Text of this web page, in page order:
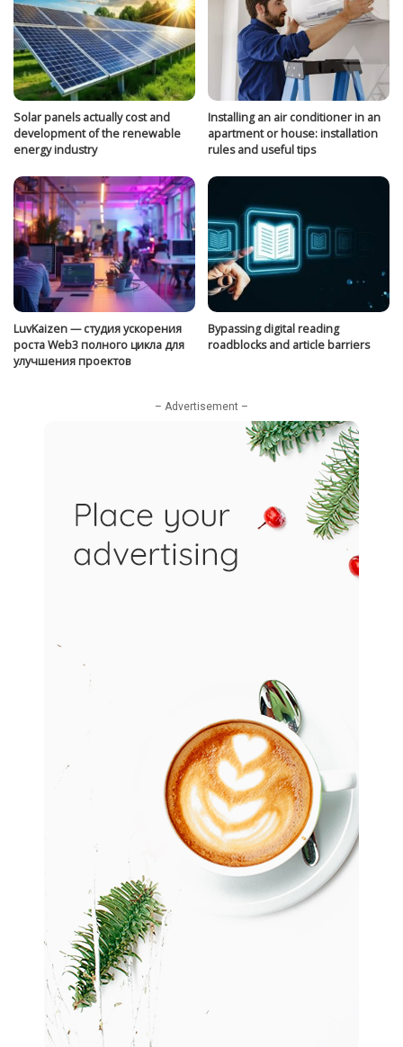
Solar panels actually cost and
development of the renewable
energy industry
Installing an air conditioner in an
apartment or house: installation
rules and useful tips
LuvKaizen — студия ускорения
роста Web3 полного цикла для
улучшения проектов
Bypassing digital reading
roadblocks and article barriers
– Advertisement –